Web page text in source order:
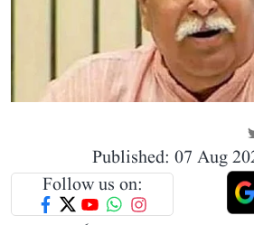
Published: 07 Aug
Follow us on: